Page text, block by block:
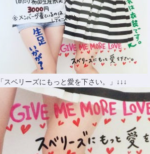
「スベリーズにもっと愛を下さい。」↓↓↓